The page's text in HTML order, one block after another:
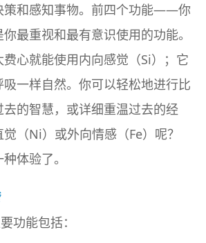
策和感知事物。前四个功能——你
最重视和最有意识使用的功能。
心就能使用内向感觉（Si）；它
一样自然。你可以轻松地进行比
的智慧，或详细重温过去的经
（Ni）或外向情感（Fe）呢？
体验了。
功能包括：